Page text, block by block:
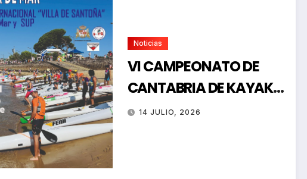
Noticias
VI CAMPEONATO DE
CANTABRIA DE KAYAK
DE MAR
14 JULIO, 2026